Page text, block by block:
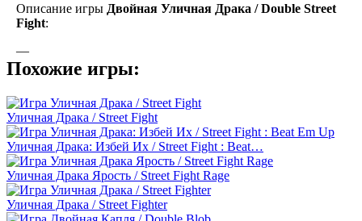
Описание игры Двойная Уличная Драка / Double Street
Fight:
—
Похожие игры:
Уличная Драка / Street Fight
Уличная Драка: Избей Их / Street Fight : Beat…
Уличная Драка Ярость / Street Fight Rage
Уличная Драка / Street Fighter